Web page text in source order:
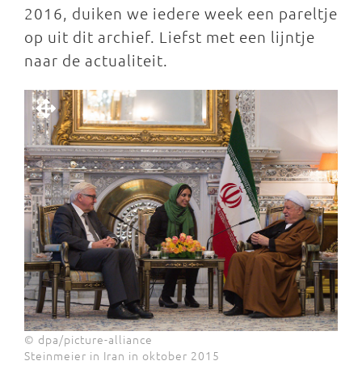
2016, duiken we iedere week een pareltje
op uit dit archief. Liefst met een lijntje
naar de actualiteit.
© dpa/picture-alliance
Steinmeier in Iran in oktober 2015